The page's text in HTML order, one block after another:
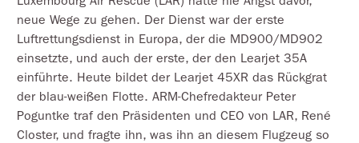
neue Wege zu gehen. Der Dienst war der erste
Luftrettungsdienst in Europa, der die MD900/MD902
einsetzte, und auch der erste, der den Learjet 35A
einführte. Heute bildet der Learjet 45XR das Rückgrat
der blau-weißen Flotte. ARM-Chefredakteur Peter
Poguntke traf den Präsidenten und CEO von LAR, René
Closter, und fragte ihn, was ihn an diesem Flugzeug so